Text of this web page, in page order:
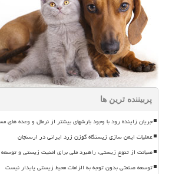
پربیننده ترین ها
جریان زاینده رود با وجود بارشهای بیشتر از نرمال و وعده های
عملیات ایمن سازی زیستگاه گوزن زرد ایرانی در ارسنجان
صیانت از تنوع زیستی، راهبرد ملی برای امنیت زیستی و توسعه
توسعه صنعتی بدون توجه به الزامات محیط زیستی پایدار نیست